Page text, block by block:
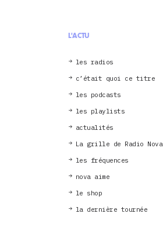
L'ACTU
les radios
c’était quoi ce titre
les podcasts
les playlists
actualités
La grille de Radio Nova
les fréquences
nova aime
le shop
la dernière tournée